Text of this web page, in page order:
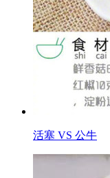
活塞 VS 公牛